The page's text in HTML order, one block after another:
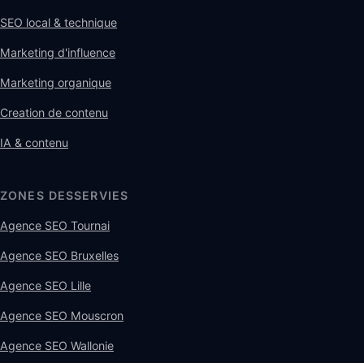
SEO local & technique
Marketing d'influence
Marketing organique
Creation de contenu
IA & contenu
ZONES DESSERVIES
Agence SEO Tournai
Agence SEO Bruxelles
Agence SEO Lille
Agence SEO Mouscron
Agence SEO Wallonie